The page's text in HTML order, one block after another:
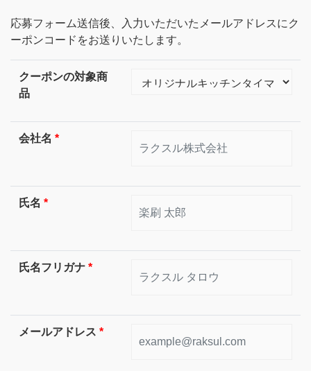
応募フォーム送信後、入力いただいたメールアドレスにク
ーポンコードをお送りいたします。
クーポンの対象商
品
会社名 *
氏名 *
氏名フリガナ *
メールアドレス *